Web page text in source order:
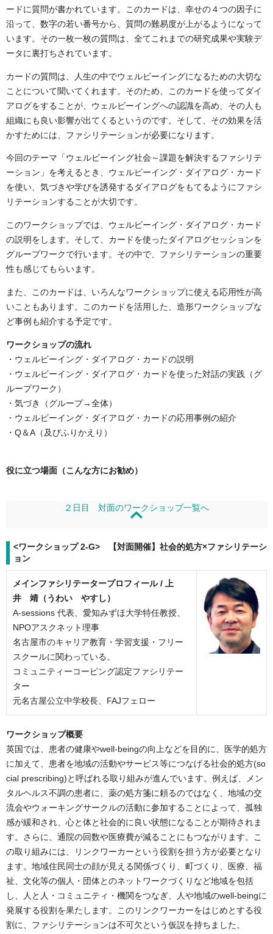
ードに質問が書かれています。このカードは、幸せの４つの因子に
沿って、数字の若い番号から、質問の難易度が上がるようになって
います。その一枚一枚の質問は、全てこれまでの研究成果や実験デ
ータに裏打ちされています。
カードの質問は、人生の中でウェルビーイングになるための大切な
ことについて聞いてくれます。そのため、このカードを使ってダイ
アログをすることが、ウェルビーイングへの認識を高め、その人も
組織にも良い影響が出てくるというのです。そして、その効果を活
かすためには、ファシリテーションが必要になります。
今回のテーマ「ウェルビーイング社会～課題を解決するファシリテ
ーション」を考えるとき、ウェルビーイング・ダイアログ・カード
を使い、気づきや学びを誘発するダイアログをもてるようにファシ
リテーションすることが大切です。
このワークショップでは、ウェルビーイング・ダイアログ・カード
の説明をします。そして、カードを使ったダイアログセッションを
グループワークで行います。その中で、ファシリテーションの重要
性も感じてもらいます。
また、このカードは、いろんなワークショップに使える応用性が高
いこともあります。このカードを活用した、造形ワークショップな
ど事例も紹介する予定です。
ワークショップの流れ
・ウェルビーイング・ダイアログ・カードの説明
・ウェルビーイング・ダイアログ・カードを使った対話の実践（グ
ループワーク）
・気づき（グループ→全体）
・ウェルビーイング・ダイアログ・カードの応用事例の紹介
・Q＆A（及びふりかえり）
役に立つ場面（こんな方にお勧め）
２日目 対面のワークショップ一覧へ
<ワークショップ 2-G> 【対面開催】社会的処方×ファシリテーシ
ョン
メインファシリテータープロフィール /
上
井 靖（うわい やすし）
A-sessions 代表、愛知みずほ大学特任教授、
NPOアスクネット理事
名古屋市のキャリア教育・学習支援・フリー
スクールに関わっている。
コミュニティーコーピング認定ファシリテー
ター
元名古屋公立中学校長、FAJフェロー
ワークショップ概要
英国では、患者の健康やwell-beingの向上などを目的に、医学的処方
に加えて、患者を地域の活動やサービス等につなげる社会的処方(so
cial prescribing)と呼ばれる取り組みが進んでいます。例えば、メン
タルヘルス不調の患者に、薬の処方箋に頼るのではなく、地域の交
流会やウォーキングサークルの活動に参加することによって、孤独
感が緩和され、心と体と社会的に良い状態になることが期待されま
す。さらに、通院の回数や医療費が減ることにもつながります。こ
の取り組みには、リンクワーカーという役割を担う方が必要となり
ます。地域住民同士の顔が見える関係づくり、町づくり、医療、福
祉、文化等の個人・団体とのネットワークづくりなど地域を包括
し、人と人・コミュニティ・機関をつなぎ、人や地域のwell-beingに
発展する役割を果たします。このリンクワーカーをはじめとする役
割に、ファシリテーションは不可欠という仮説を持ちました。